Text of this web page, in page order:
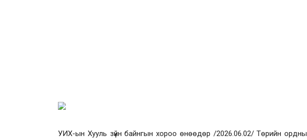
УИХ-ын Хууль зүйн байнгын хороо өнөөдөр /2026.06.02/Төрийн ордны